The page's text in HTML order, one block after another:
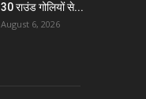
30 राउंड गोलियों से...
August 6, 2026